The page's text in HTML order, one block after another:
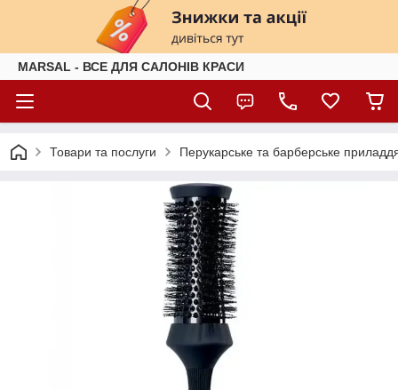
MARSAL - ВСЕ ДЛЯ САЛОНІВ КРАСИ
Товари та послуги Перукарське та барберське